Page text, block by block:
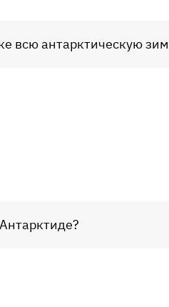
всю антарктическую